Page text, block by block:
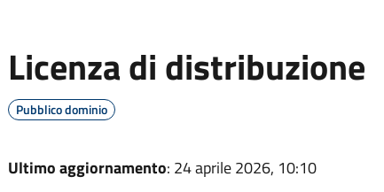
Licenza di distribuzione
Pubblico dominio
Ultimo aggiornamento: 24 aprile 2026, 10:10